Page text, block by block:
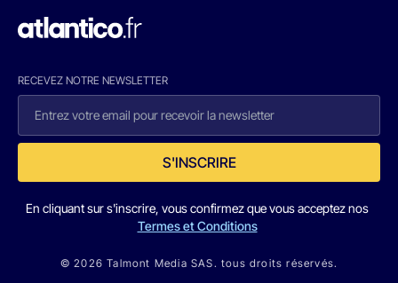
RECEVEZ NOTRE NEWSLETTER
S'INSCRIRE
En cliquant sur s'inscrire, vous confirmez que vous acceptez nos
Termes et Conditions
© 2026 Talmont Media SAS. tous droits réservés.